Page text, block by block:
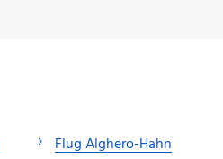
Flug Alghero-Hahn